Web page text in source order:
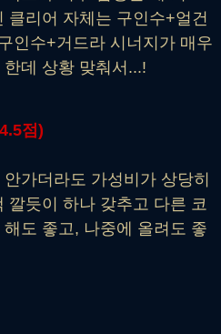
클리어 자체는 구인수+얼건
인수+거드라 시너지가 매우
데 상황 맞춰서...!
4.5점)
가더라도 가성비가 상당히
깔듯이 하나 갖추고 다른 코
도 좋고, 나중에 올려도 좋